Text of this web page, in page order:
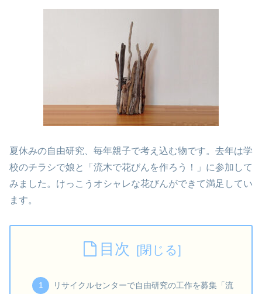
夏休みの自由研究、毎年親子で考え込む物です。去年は学
校のチラシで娘と「流木で花びんを作ろう！」に参加して
みました。けっこうオシャレな花びんができて満足してい
ます。
目次
リサイクルセンターで自由研究の工作を募集「流